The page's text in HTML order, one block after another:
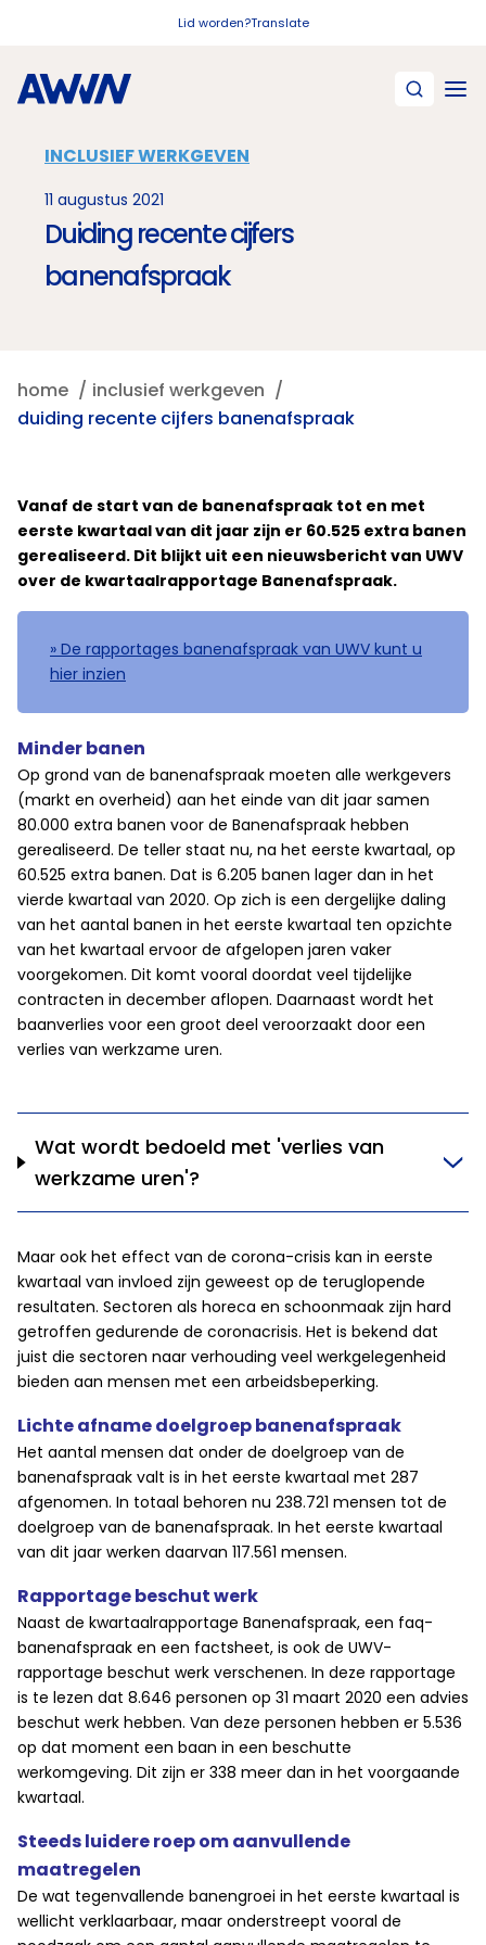
Lid worden?Translate
INCLUSIEF WERKGEVEN
11 augustus 2021
Duiding recente cijfers
banenafspraak
home
inclusief werkgeven
duiding recente cijfers banenafspraak
Vanaf de start van de banenafspraak tot en met
eerste kwartaal van dit jaar zijn er 60.525 extra banen
gerealiseerd. Dit blijkt uit een nieuwsbericht van UWV
over de kwartaalrapportage Banenafspraak.
» De rapportages banenafspraak van UWV kunt u
hier inzien
Minder banen
Op grond van de banenafspraak moeten alle werkgevers
(markt en overheid) aan het einde van dit jaar samen
80.000 extra banen voor de Banenafspraak hebben
gerealiseerd. De teller staat nu, na het eerste kwartaal, op
60.525 extra banen. Dat is 6.205 banen lager dan in het
vierde kwartaal van 2020. Op zich is een dergelijke daling
van het aantal banen in het eerste kwartaal ten opzichte
van het kwartaal ervoor de afgelopen jaren vaker
voorgekomen. Dit komt vooral doordat veel tijdelijke
contracten in december aflopen. Daarnaast wordt het
baanverlies voor een groot deel veroorzaakt door een
verlies van werkzame uren.
Wat wordt bedoeld met 'verlies van
werkzame uren'?
Maar ook het effect van de corona-crisis kan in eerste
kwartaal van invloed zijn geweest op de teruglopende
resultaten. Sectoren als horeca en schoonmaak zijn hard
getroffen gedurende de coronacrisis. Het is bekend dat
juist die sectoren naar verhouding veel werkgelegenheid
bieden aan mensen met een arbeidsbeperking.
Lichte afname doelgroep banenafspraak
Het aantal mensen dat onder de doelgroep van de
banenafspraak valt is in het eerste kwartaal met 287
afgenomen. In totaal behoren nu 238.721 mensen tot de
doelgroep van de banenafspraak. In het eerste kwartaal
van dit jaar werken daarvan 117.561 mensen.
Rapportage beschut werk
Naast de kwartaalrapportage Banenafspraak, een faq-
banenafspraak en een factsheet, is ook de UWV-
rapportage beschut werk verschenen. In deze rapportage
is te lezen dat 8.646 personen op 31 maart 2020 een advies
beschut werk hebben. Van deze personen hebben er 5.536
op dat moment een baan in een beschutte
werkomgeving. Dit zijn er 338 meer dan in het voorgaande
kwartaal.
Steeds luidere roep om aanvullende
maatregelen
De wat tegenvallende banengroei in het eerste kwartaal is
wellicht verklaarbaar, maar onderstreept vooral de